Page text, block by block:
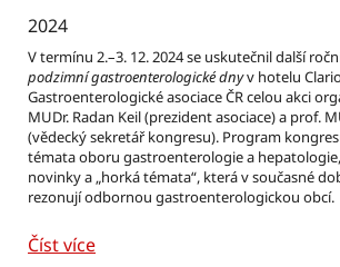
2024
V termínu 2.–3. 12. 2024 se uskutečnil další
podzimní gastroenterologické dnyv hotelu
Gastroenterologické asociace ČR celou akci
MUDr. Radan Keil (prezident asociace) a prof.
(vědecký sekretář kongresu). Program
témata oboru gastroenterologie a
novinky a „horká témata“, která v současné
rezonují odbornou gastroenterologickou obcí.
Číst více